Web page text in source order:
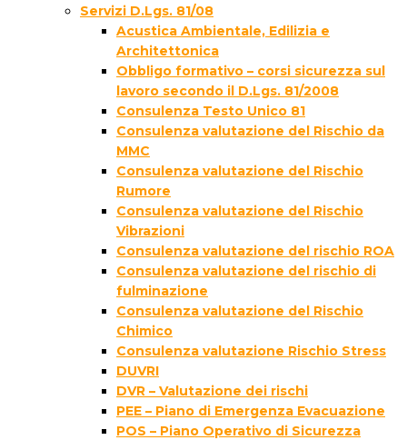
Servizi D.Lgs. 81/08
Acustica Ambientale, Edilizia e
Architettonica
Obbligo formativo – corsi sicurezza sul
lavoro secondo il D.Lgs. 81/2008
Consulenza Testo Unico 81
Consulenza valutazione del Rischio da
MMC
Consulenza valutazione del Rischio
Rumore
Consulenza valutazione del Rischio
Vibrazioni
Consulenza valutazione del rischio ROA
Consulenza valutazione del rischio di
fulminazione
Consulenza valutazione del Rischio
Chimico
Consulenza valutazione Rischio Stress
DUVRI
DVR – Valutazione dei rischi
PEE – Piano di Emergenza Evacuazione
POS – Piano Operativo di Sicurezza